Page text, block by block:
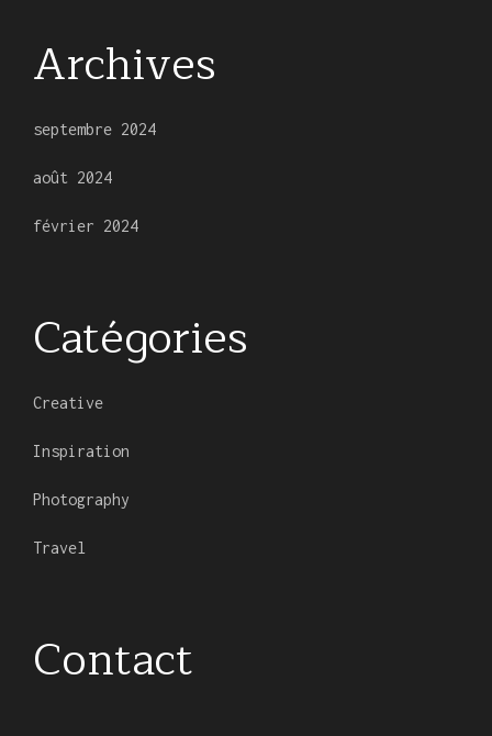
Archives
septembre 2024
août 2024
février 2024
Catégories
Creative
Inspiration
Photography
Travel
Contact